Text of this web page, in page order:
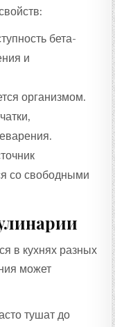
бета-
и
организмом.
со свободными
в кухнях разных
может
тушат до